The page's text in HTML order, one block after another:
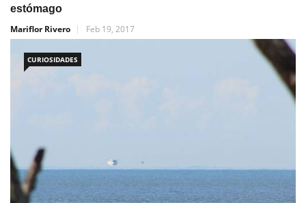
estómago
Mariflor Rivero
Feb 19, 2017
CURIOSIDADES